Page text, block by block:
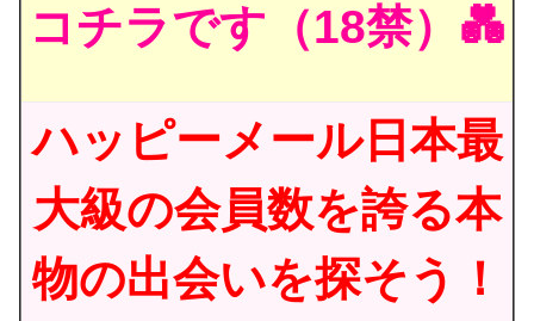
コチラです（18禁）💑
ハッピーメール日本最
大級の会員数を誇る本
物の出会いを探そう！